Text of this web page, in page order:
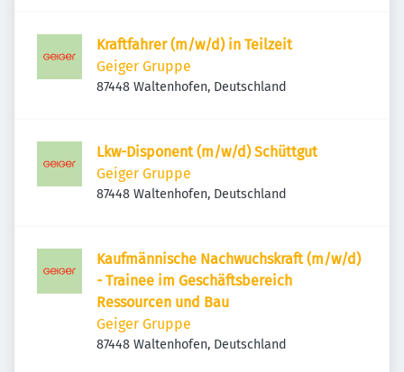
Kraftfahrer (m/w/d) in Teilzeit
Geiger Gruppe
87448 Waltenhofen, Deutschland
Lkw-Disponent (m/w/d) Schüttgut
Geiger Gruppe
87448 Waltenhofen, Deutschland
Kaufmännische Nachwuchskraft (m/w/d)
- Trainee im Geschäftsbereich
Ressourcen und Bau
Geiger Gruppe
87448 Waltenhofen, Deutschland